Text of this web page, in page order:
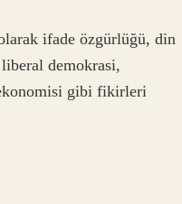
ifade özgürlüğü, din
demokrasi,
gibi fikirleri